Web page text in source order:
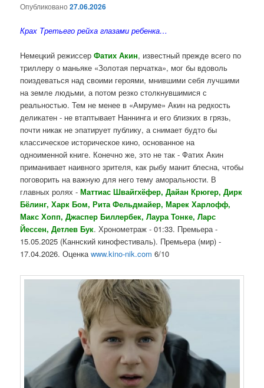
Опубликовано27.06.2026
Крах Третьего рейха глазами ребенка…
Немецкий режиссерФатих Акин, известный прежде всего по
триллеру о маньяке «Золотая перчатка», мог бы вдоволь
поиздеваться над своими героями, мнившими себя лучшими
на земле людьми, а потом резко столкнувшимися с
реальностью. Тем не менее в «Амруме» Акин на редкость
деликатен - не втаптывает Наннинга и его близких в грязь,
почти никак не эпатирует публику, а снимает будто бы
классическое историческое кино, основанное на
одноименной книге. Конечно же, это не так - Фатих Акин
приманивает наивного зрителя, как рыбу манит блесна, чтобы
поговорить на важную для него тему аморальности. В
главных ролях -Маттиас Швайгхёфер, Дайан Крюгер, Дирк
Бёлинг, Харк Бом, Рита Фельдмайер, Марек Харлофф,
Макс Хопп, Джаспер Биллербек, Лаура Тонке, Ларс
Йессен, Детлев Бук. Хронометраж - 01:33. Премьера -
15.05.2025 (Каннский кинофестиваль). Премьера (мир) -
17.04.2026. Оценкаwww.kino-nik.com 6/10